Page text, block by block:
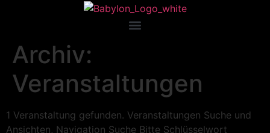
Archiv:
Veranstaltungen
1 Veranstaltung gefunden. Veranstaltungen Suche und
Ansichten, Navigation Suche Bitte Schlüsselwort